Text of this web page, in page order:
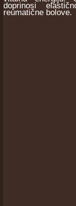
doprinosi
reumatične bolove.